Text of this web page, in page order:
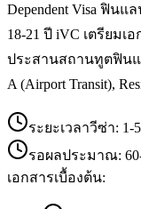
Dependent Visa ฟิน
18-21 ปี iVC เตรียมเ
ประสานสถานทูตฟินแ
A (Airport Transit),
ระยะเวลาวีซ่า: 1-
รอผลประมาณ:
เอกสารเบื้องต้น: